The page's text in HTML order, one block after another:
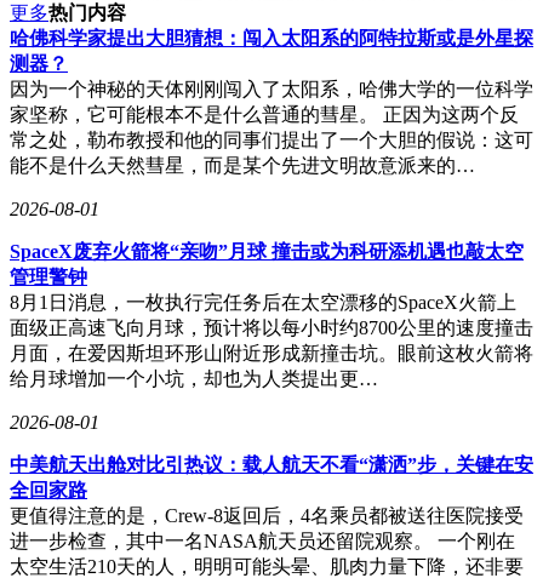
为主色调，大面积使用耐磨软质材料。对称式中控台布局规
整，12英寸悬浮中控屏与12英寸液晶仪表相得益彰，搭载高通
骁龙8155芯片与SYNC+智行互联系统，支持CarPlay与越野工
况数据实时显示。物理按键保留丰富，空调、越野模式控制键
布局清晰，便于盲操作。可水洗PVC地板与排水孔设计，让越
野后的清洁变得轻而易举。空间表现同样优异，2950mm的轴
距带来宽适的乘坐体验，无论是前排还是后排，乘客都能享受
松容纳越野装备与露营物资。
动力方面，福特烈马亚马逊限量版搭载2.3T EcoBoost涡轮增压
发动机，最大功率达到202kW（275马力），峰值扭矩为
429N·m，动力强劲，低扭充沛，爬坡、脱困能力出众。匹配
10AT手自一体变速箱，换挡平顺，传动效率高，耐用性强，
完美适配越野高强度工况。底盘配备前双叉臂与后五连杆整体
桥，越野抗扭性强，搭配Bilstein倍适登三段式氮气减震，滤震
细腻，可根据路况调节阻尼，确保高速稳定与越野柔韧的完美
更多热门内容
哈佛科学家提出大胆猜想：闯入太阳系的阿特拉斯或是外星探
测器？
因为一个神秘的天体刚刚闯入了太阳系，哈佛大学的一位科学
家坚称，它可能根本不是什么普通的彗星。 正因为这两个反
常之处，勒布教授和他的同事们提出了一个大胆的假说：这可
能不是什么天然彗星，而是某个先进文明故意派来的…
2026-08-01
SpaceX废弃火箭将“亲吻”月球 撞击或为科研添机遇也敲太空
管理警钟
8月1日消息，一枚执行完任务后在太空漂移的SpaceX火箭上
面级正高速飞向月球，预计将以每小时约8700公里的速度撞击
月面，在爱因斯坦环形山附近形成新撞击坑。眼前这枚火箭将
给月球增加一个小坑，却也为人类提出更…
2026-08-01
中美航天出舱对比引热议：载人航天不看“潇洒”步，关键在安
全回家路
更值得注意的是，Crew-8返回后，4名乘员都被送往医院接受
进一步检查，其中一名NASA航天员还留院观察。 一个刚在
太空生活210天的人，明明可能头晕、肌肉力量下降，还非要